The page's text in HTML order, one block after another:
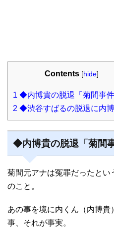
Contents [hide]
1 ◆内博貴の脱退「菊間事件
2 ◆渋谷すばるの脱退に内
◆内博貴の脱退「菊間事
菊間元アナは冤罪だったと
のこと。
あの事を境に内くん（内博
事、それが事実。